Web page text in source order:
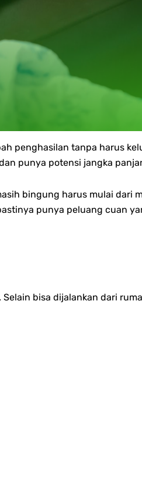
penghasilan tanpa harus
punya potensi jangka
bingung harus mulai dari
punya peluang cuan
bisa dijalankan dari